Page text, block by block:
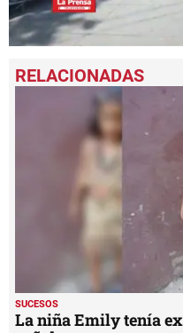
seconds
of
SUCESOS
La niña Emily tenía